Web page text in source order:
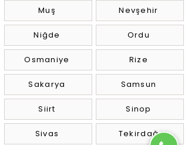
Muş
Niğde
Osmaniye
Sakarya
Siirt
Sivas
Nevşehir
Ordu
Rize
Samsun
Sinop
Tekirdağ